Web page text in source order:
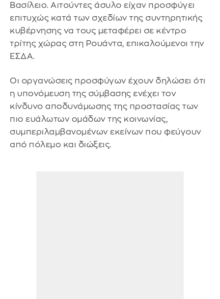
Βασίλειο. Αιτούντες άσυλο είχαν προσφύγει
επιτυχώς κατά των σχεδίων της συντηρητικής
κυβέρνησης να τους μεταφέρει σε κέντρο
τρίτης χώρας στη Ρουάντα, επικαλούμενοι την
ΕΣΔΑ.
Οι οργανώσεις προσφύγων έχουν δηλώσει ότι
η υπονόμευση της σύμβασης ενέχει τον
κίνδυνο αποδυνάμωσης της προστασίας των
πιο ευάλωτων ομάδων της κοινωνίας,
συμπεριλαμβανομένων εκείνων που φεύγουν
από πόλεμο και διώξεις.